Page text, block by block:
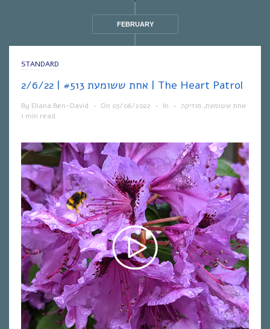
FEBRUARY
STANDARD
אחת ששומעת #513 | 2/6/22 | The Heart Patrol
By Eliana Ben-David • On 03/06/2022 • In אחת ששומעת, מוזיקה
•
1 min read